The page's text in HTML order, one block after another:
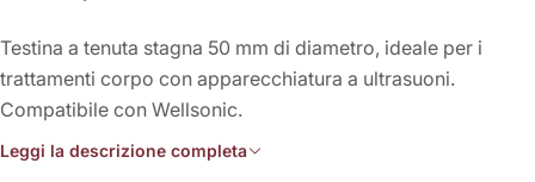
Testina a tenuta stagna 50 mm di diametro, ideale per i
trattamenti corpo con apparecchiatura a ultrasuoni.
Compatibile con Wellsonic.
Leggi la descrizione completa